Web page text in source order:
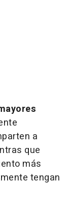
a
que
más
tengan